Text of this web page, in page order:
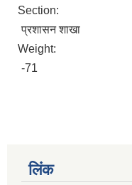
Section:
प्रशासन शाखा
Weight:
-71
लिंक